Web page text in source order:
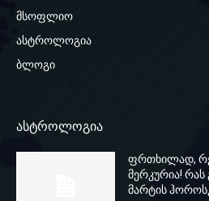
მსოფლიო
ასტროლოგია
ბლოგი
ასტროლოგია
ფრთხილად,
მერკურია! რას
მარტის